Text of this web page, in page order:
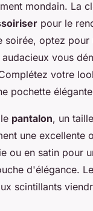
mondain. La
pour le
soirée, optez pour
vous
votre
pochette
pantalon, un
une excellente
ou en satin pour
d'élégance.
scintillants